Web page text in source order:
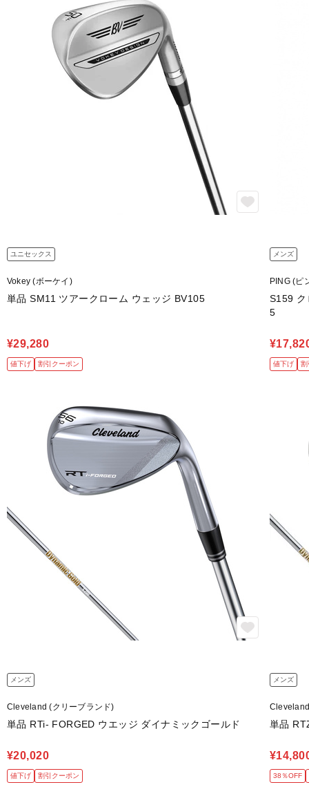
ユニセックス
Vokey (ボーケイ)
単品 SM11 ツアークローム ウェッジ BV105
¥29,280
値下げ 割引クーポン
メンズ
PING (ピ
S159 ク
5
値下げ 割
メンズ
Cleveland (クリーブランド)
単品 RTi- FORGED ウエッジ ダイナミックゴールド
¥20,020
値下げ 割引クーポン
メンズ
単品
38％OFF